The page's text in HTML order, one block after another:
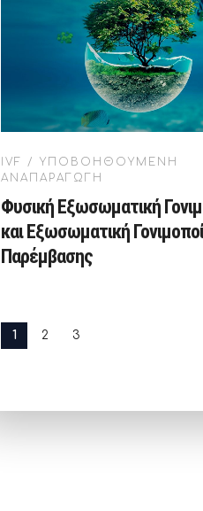
IVF / ΥΠΟΒΟΗΘΟΥΜΕΝΗ
ΑΝΑΠΑΡΑΓΩΓΗ
Φυσική Εξωσωματική
και Εξωσωματική
Παρέμβασης
1 2 3